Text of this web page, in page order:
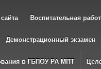
Воспитательная
Демонстрационный экзамен
в ГБПОУ РА МПТ